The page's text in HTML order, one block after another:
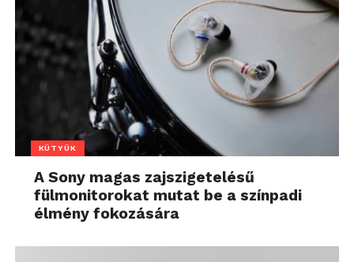
KÜTYÜK
A Sony magas zajszigetelésű
fülmonitorokat mutat be a színpadi
élmény fokozására